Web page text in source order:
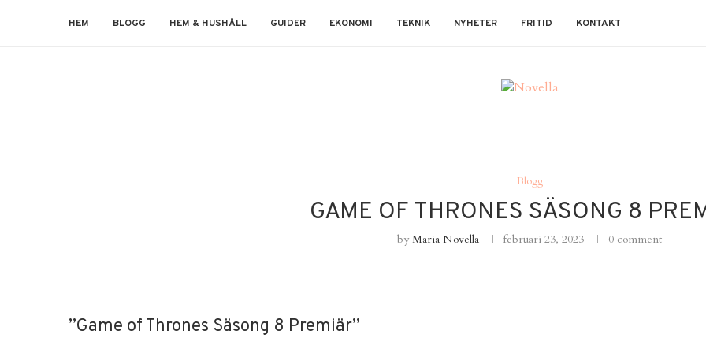
HEM BLOGG HEM & HUSHÅLL GUIDER EKONOMI TEKNIK NYHETER FRITID KONTAKT
Blogg
GAME OF THRONES SÄSONG 8
byMaria Novella februari 23, 2023 0 comment
”Game of Thrones Säsong 8 Premiär”